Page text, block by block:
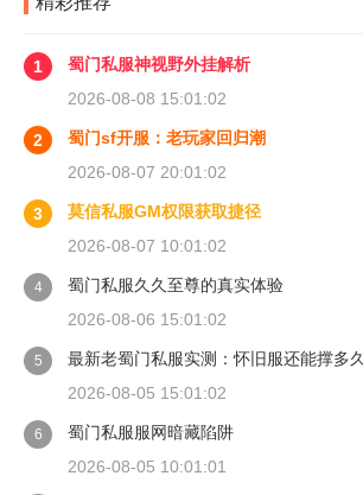
1
蜀门私服神视野外挂解析
2026-08-08 15:01:02
2
蜀门sf开服：老玩家回归潮
2026-08-07 20:01:02
3
莫信私服GM权限获取捷径
2026-08-07 10:01:02
4
蜀门私服久久至尊的真实体验
2026-08-06 15:01:02
5
最新老蜀门私服实测：怀旧服还能撑多久
2026-08-05 15:01:02
6
蜀门私服服网暗藏陷阱
2026-08-05 10:01:01